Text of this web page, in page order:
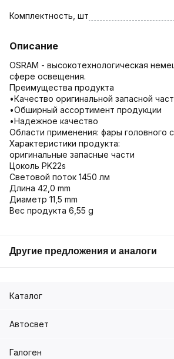
Комплектность, шт
Описание
OSRAM - высокотехнологическая
сфере освещения.
Преимущества продукта
•Качество оригинальной запасной
•Обширный ассортимент продукции
•Надежное качество
Области применения: фары головного
Характеристики продукта:
оригинальные запасные части
Цоколь PK22s
Световой поток 1450 лм
Длина 42,0 mm
Диаметр 11,5 mm
Вес продукта 6,55 g
Другие предложения и аналоги
Каталог
Автосвет
Галоген